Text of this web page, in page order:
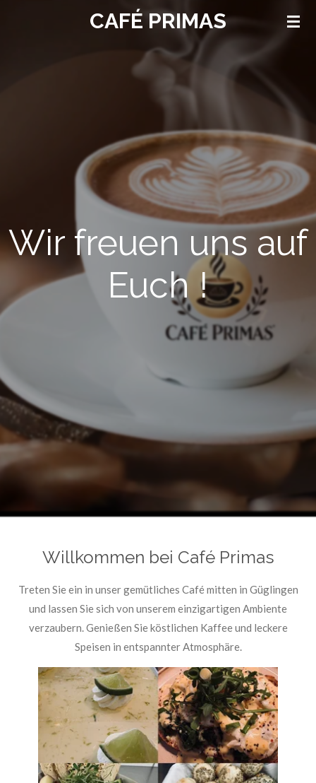
CAFÉ PRIMAS
Wir freuen uns auf
Euch !
Willkommen bei Café Primas
Treten Sie ein in unser gemütliches Café mitten in Güglingen
und lassen Sie sich von unserem einzigartigen Ambiente
verzaubern. Genießen Sie köstlichen Kaffee und leckere
Speisen in entspannter Atmosphäre.